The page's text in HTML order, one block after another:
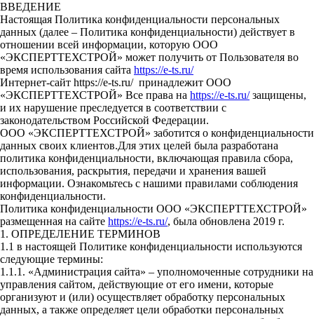
ВВЕДЕНИЕ
Настоящая Политика конфиденциальности персональных
данных (далее – Политика конфиденциальности) действует в
отношении всей информации, которую ООО
«ЭКСПЕРТТЕХСТРОЙ» может получить от Пользователя во
время использования сайта https://e-ts.ru/
Интернет-сайт https://e-ts.ru/ принадлежит ООО
«ЭКСПЕРТТЕХСТРОЙ» Все права на https://e-ts.ru/защищены,
и их нарушение преследуется в соответствии с
законодательством Российской Федерации.
ООО «ЭКСПЕРТТЕХСТРОЙ» заботится о конфиденциальности
данных своих клиентов.Для этих целей была разработана
политика конфиденциальности, включающая правила сбора,
использования, раскрытия, передачи и хранения вашей
информации. Ознакомьтесь с нашими правилами соблюдения
конфиденциальности.
Политика конфиденциальности ООО «ЭКСПЕРТТЕХСТРОЙ»
размещенная на сайте https://e-ts.ru/, была обновлена 2019 г.
1. ОПРЕДЕЛЕНИЕ ТЕРМИНОВ
1.1 в настоящей Политике конфиденциальности используются
следующие термины:
1.1.1. «Администрация сайта» – уполномоченные сотрудники на
управления сайтом, действующие от его имени, которые
организуют и (или) осуществляет обработку персональных
данных, а также определяет цели обработки персональных